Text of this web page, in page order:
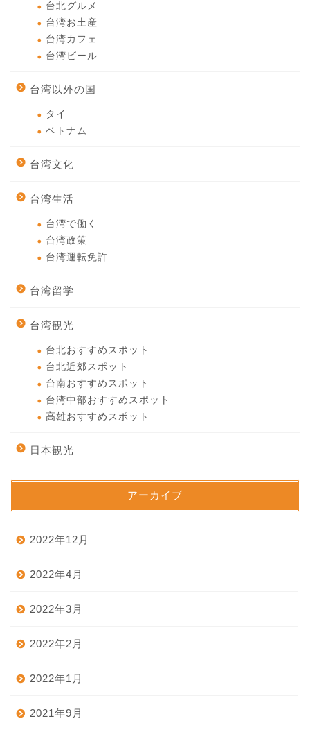
台北グルメ
台湾お土産
台湾カフェ
台湾ビール
台湾以外の国
タイ
ベトナム
台湾文化
台湾生活
台湾で働く
台湾政策
台湾運転免許
台湾留学
台湾観光
台北おすすめスポット
台北近郊スポット
台南おすすめスポット
台湾中部おすすめスポット
高雄おすすめスポット
日本観光
アーカイブ
2022年12月
2022年4月
2022年3月
2022年2月
2022年1月
2021年9月